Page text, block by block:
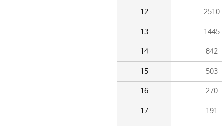
12 2510
13 1445
14 842
15 503
16 270
17 191